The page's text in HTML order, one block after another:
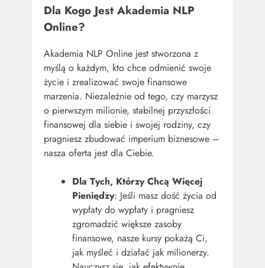
Dla Kogo Jest Akademia NLP
Online?
Akademia NLP Online jest stworzona z
myślą o każdym, kto chce odmienić swoje
życie i zrealizować swoje finansowe
marzenia. Niezależnie od tego, czy marzysz
o pierwszym milionie, stabilnej przyszłości
finansowej dla siebie i swojej rodziny, czy
pragniesz zbudować imperium biznesowe –
nasza oferta jest dla Ciebie.
Dla Tych, Którzy Chcą Więcej
Pieniędzy: Jeśli masz dość życia od
wypłaty do wypłaty i pragniesz
zgromadzić większe zasoby
finansowe, nasze kursy pokażą Ci,
jak myśleć i działać jak milionerzy.